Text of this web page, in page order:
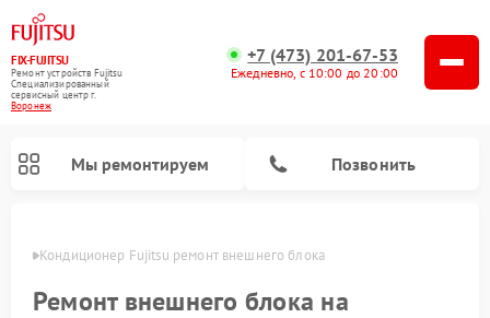
FIX-FUJITSU
Ремонт устройств Fujitsu
Специализированный
cервисный центр г.
Воронеж
+7 (473) 201-67-53
Ежедневно, с 10:00 до 20:00
Мы ремонтируем Позвонить
Кондиционер Fujitsu ремонт внешнего блока
Ремонт внешнего блока на